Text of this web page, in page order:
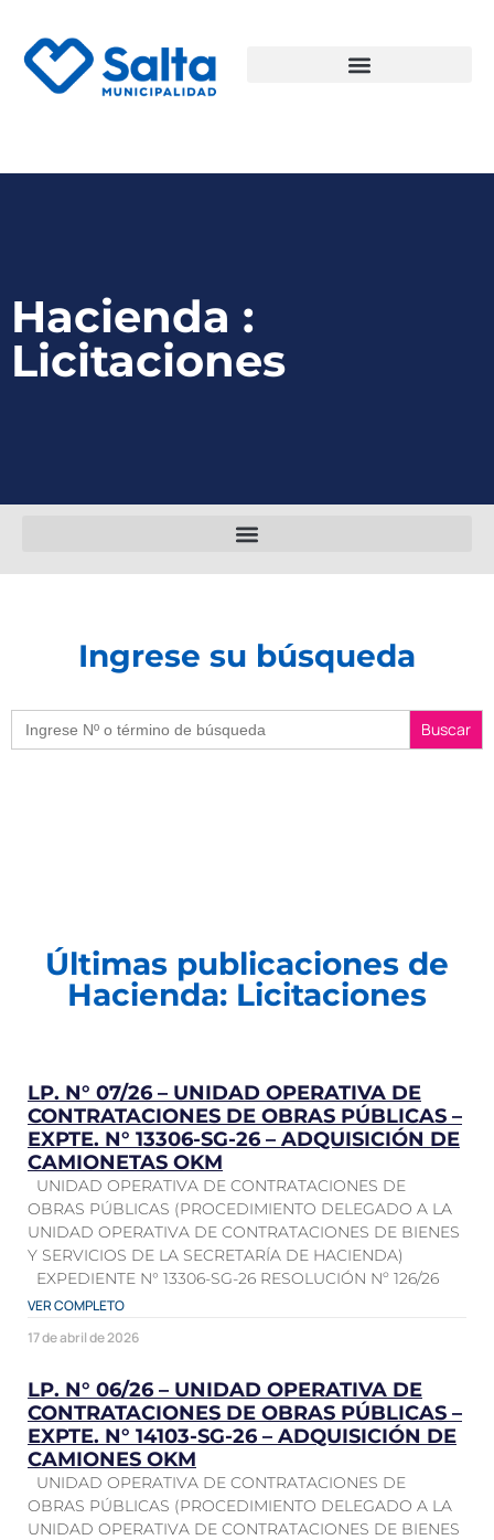
Hacienda :
Licitaciones
Ingrese su búsqueda
Buscar:
Últimas publicaciones de
Hacienda: Licitaciones
LP. N° 07/26 – UNIDAD OPERATIVA DE
CONTRATACIONES DE OBRAS PÚBLICAS –
EXPTE. N° 13306-SG-26 – ADQUISICIÓN DE
CAMIONETAS OKM
UNIDAD OPERATIVA DE CONTRATACIONES DE
OBRAS PÚBLICAS (PROCEDIMIENTO DELEGADO A LA
UNIDAD OPERATIVA DE CONTRATACIONES DE BIENES
Y SERVICIOS DE LA SECRETARÍA DE HACIENDA)
EXPEDIENTE N° 13306-SG-26 RESOLUCIÓN Nº 126/26
VER COMPLETO
17 de abril de 2026
LP. N° 06/26 – UNIDAD OPERATIVA DE
CONTRATACIONES DE OBRAS PÚBLICAS –
EXPTE. N° 14103-SG-26 – ADQUISICIÓN DE
CAMIONES OKM
UNIDAD OPERATIVA DE CONTRATACIONES DE
OBRAS PÚBLICAS (PROCEDIMIENTO DELEGADO A LA
UNIDAD OPERATIVA DE CONTRATACIONES DE BIENES